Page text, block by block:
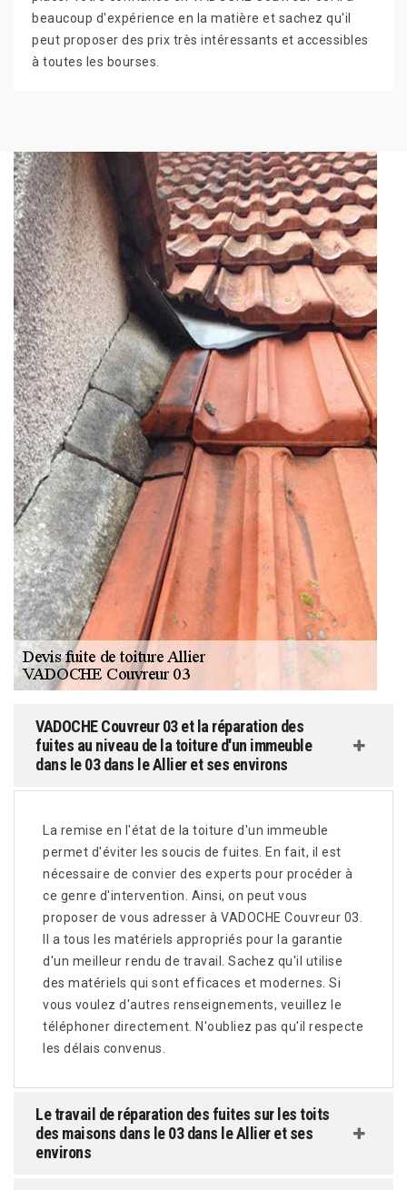
beaucoup d'expérience en la matière et sachez qu'il
peut proposer des prix très intéressants et accessibles
à toutes les bourses.
VADOCHE Couvreur 03 et la réparation des
fuites au niveau de la toiture d'un immeuble
dans le 03 dans le Allier et ses environs
La remise en l'état de la toiture d'un immeuble
permet d'éviter les soucis de fuites. En fait, il est
nécessaire de convier des experts pour procéder à
ce genre d'intervention. Ainsi, on peut vous
proposer de vous adresser à VADOCHE Couvreur 03.
Il a tous les matériels appropriés pour la garantie
d'un meilleur rendu de travail. Sachez qu'il utilise
des matériels qui sont efficaces et modernes. Si
vous voulez d'autres renseignements, veuillez le
téléphoner directement. N'oubliez pas qu'il respecte
les délais convenus.
Le travail de réparation des fuites sur les toits
des maisons dans le 03 dans le Allier et ses
environs